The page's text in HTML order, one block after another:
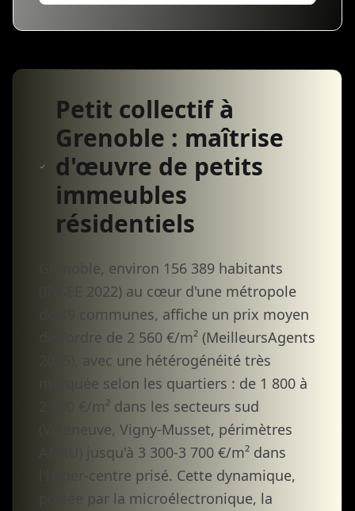
Petit collectif à
Grenoble : maîtrise
d'œuvre de petits
immeubles
résidentiels
Grenoble, environ 156 389 habitants
(INSEE 2022) au cœur d'une métropole
de 49 communes, affiche un prix moyen
de l'ordre de 2 560 €/m² (MeilleursAgents
2025), avec une hétérogénéité très
marquée selon les quartiers : de 1 800 à
2 300 €/m² dans les secteurs sud
(Villeneuve, Vigny-Musset, périmètres
ANRU) jusqu'à 3 300-3 700 €/m² dans
l'hyper-centre prisé. Cette dynamique,
portée par la microélectronique, la